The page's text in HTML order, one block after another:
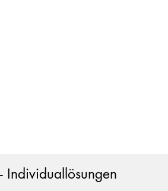
Individuallösungen